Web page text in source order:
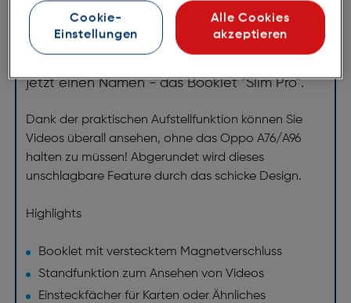
A76/A96 schwarz
ArtNr.: 620938171
jetzt einen Namen - das Booklet "Slim Pro".
Dank der praktischen Aufstellfunktion können Sie
Videos überall ansehen, ohne das Oppo A76/A96
halten zu müssen! Abgerundet wird dieses
unschlagbare Feature durch das schicke Design.
Highlights
Booklet mit verstecktem Magnetverschluss
Standfunktion zum Ansehen von Videos
Einsteckfächer für Karten oder Ähnliches
Cookie-
Einstellungen
Alle Cookies
akzeptieren